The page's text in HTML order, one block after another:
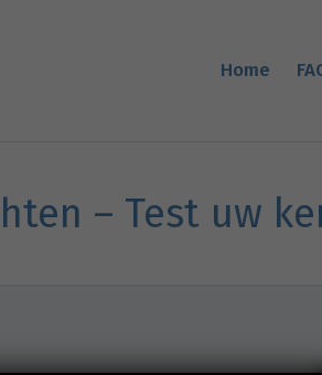
Home
– Test uw